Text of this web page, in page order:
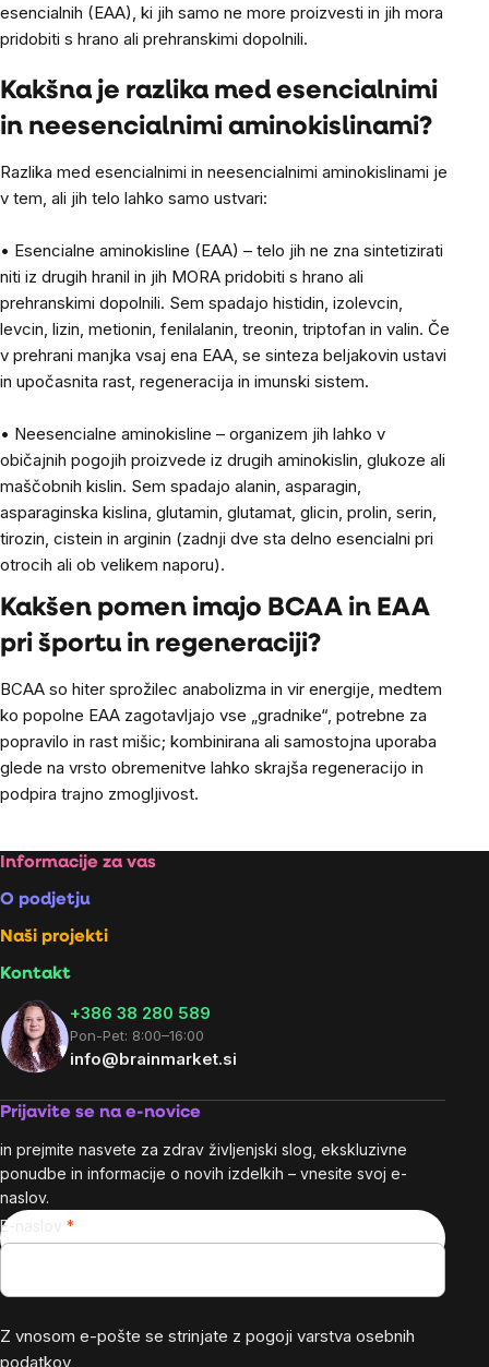
esencialnih (EAA), ki jih samo ne more proizvesti in jih mora
pridobiti s hrano ali prehranskimi dopolnili.
Kakšna je razlika med esencialnimi
in neesencialnimi aminokislinami?
Razlika med esencialnimi in neesencialnimi aminokislinami je
v tem, ali jih telo lahko samo ustvari:
• Esencialne aminokisline (EAA) – telo jih ne zna sintetizirati
niti iz drugih hranil in jih MORA pridobiti s hrano ali
prehranskimi dopolnili. Sem spadajo histidin, izolevcin,
levcin, lizin, metionin, fenilalanin, treonin, triptofan in valin. Če
v prehrani manjka vsaj ena EAA, se sinteza beljakovin ustavi
in upočasnita rast, regeneracija in imunski sistem.
• Neesencialne aminokisline – organizem jih lahko v
običajnih pogojih proizvede iz drugih aminokislin, glukoze ali
maščobnih kislin. Sem spadajo alanin, asparagin,
asparaginska kislina, glutamin, glutamat, glicin, prolin, serin,
tirozin, cistein in arginin (zadnji dve sta delno esencialni pri
otrocih ali ob velikem naporu).
Kakšen pomen imajo BCAA in EAA
pri športu in regeneraciji?
BCAA so hiter sprožilec anabolizma in vir energije, medtem
ko popolne EAA zagotavljajo vse „gradnike“, potrebne za
popravilo in rast mišic; kombinirana ali samostojna uporaba
glede na vrsto obremenitve lahko skrajša regeneracijo in
podpira trajno zmogljivost.
Footer
Informacije za vas
O podjetju
Naši projekti
Kontakt
+386 38 280 589
Pon-Pet: 8:00–16:00
info@brainmarket.si
Prijavite se na e-novice
in prejmite nasvete za zdrav življenjski slog, ekskluzivne
ponudbe in informacije o novih izdelkih – vnesite svoj e-
naslov.
E-naslov
Z vnosom e-pošte se strinjate z pogoji varstva osebnih
podatkov